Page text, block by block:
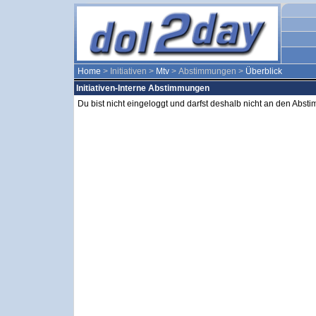
Home > Initiativen > Mtv > Abstimmungen > Überblick
Initiativen-Interne Abstimmungen
Du bist nicht eingeloggt und darfst deshalb nicht an den